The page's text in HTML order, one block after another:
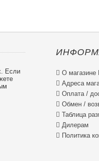
Если
 О магазине
 Адреса
 Оплата /
 Обмен /
 Таблица
 Дилерам
 Политика